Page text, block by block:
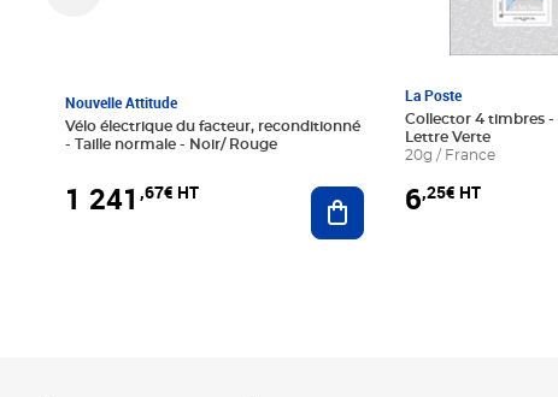
Nouvelle Attitude
Vélo électrique du facteur, reconditionné
- Taille normale - Noir/ Rouge
1 241 ,67€ HT Ajouter au panier
La Poste
Collector 4 timbres -
Lettre Verte
20g / France
6,25€ HT